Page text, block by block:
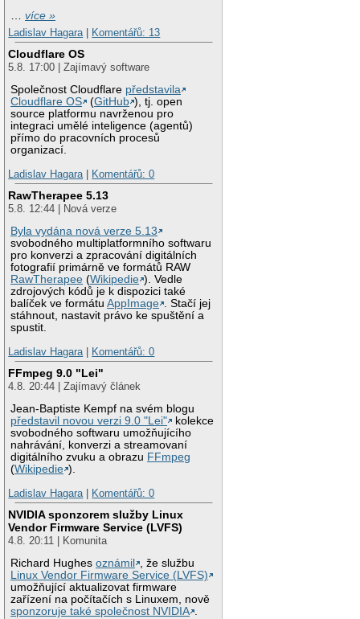
…více »
Ladislav Hagara| Komentářů: 13
Cloudflare OS
5.8. 17:00 | Zajímavý software
Společnost Cloudflare představila
Cloudflare OS
(GitHub ), tj. open
source platformu navrženou pro
integraci umělé inteligence (agentů)
přímo do pracovních procesů
organizací.
Ladislav Hagara| Komentářů: 0
RawTherapee 5.13
5.8. 12:44 | Nová verze
Byla vydána nová verze 5.13
svobodného multiplatformního softwaru
pro konverzi a zpracování digitálních
fotografií primárně ve formátů RAW
RawTherapee (Wikipedie ). Vedle
zdrojových kódů je k dispozici také
balíček ve formátuAppImage . Stačí jej
stáhnout, nastavit právo ke spuštění a
spustit.
Ladislav Hagara| Komentářů: 0
FFmpeg 9.0 "Lei"
4.8. 20:44 | Zajímavý článek
Jean-Baptiste Kempf na svém blogu
představil novou verzi 9.0 "Lei"
kolekce
svobodného softwaru umožňujícího
nahrávání, konverzi a streamovaní
digitálního zvuku a obrazu FFmpeg
(Wikipedie ).
Ladislav Hagara| Komentářů: 0
NVIDIA sponzorem služby Linux
Vendor Firmware Service (LVFS)
4.8. 20:11 | Komunita
Richard Hughesoznámil
, že službu
Linux Vendor Firmware Service (LVFS)
umožňující aktualizovat firmware
zařízení na počítačích s Linuxem, nově
sponzoruje také společnost NVIDIA .